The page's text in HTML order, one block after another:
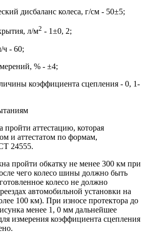
дисбаланс колеса, г/см - 50±5;
л/м2 - 1±0, 2;
ч - 60;
% - ±4;
коэффициента сцепления - 0, 1-
пройти аттестацию, которая
и аттестатом по формам,
24555.
пройти обкатку не менее 300 км при
чего колесо шины должно быть
колесо не должно
автомобильной установки на
100 км). При износе протектора до
менее 1, 0 мм дальнейшее
измерения коэффициента сцепления